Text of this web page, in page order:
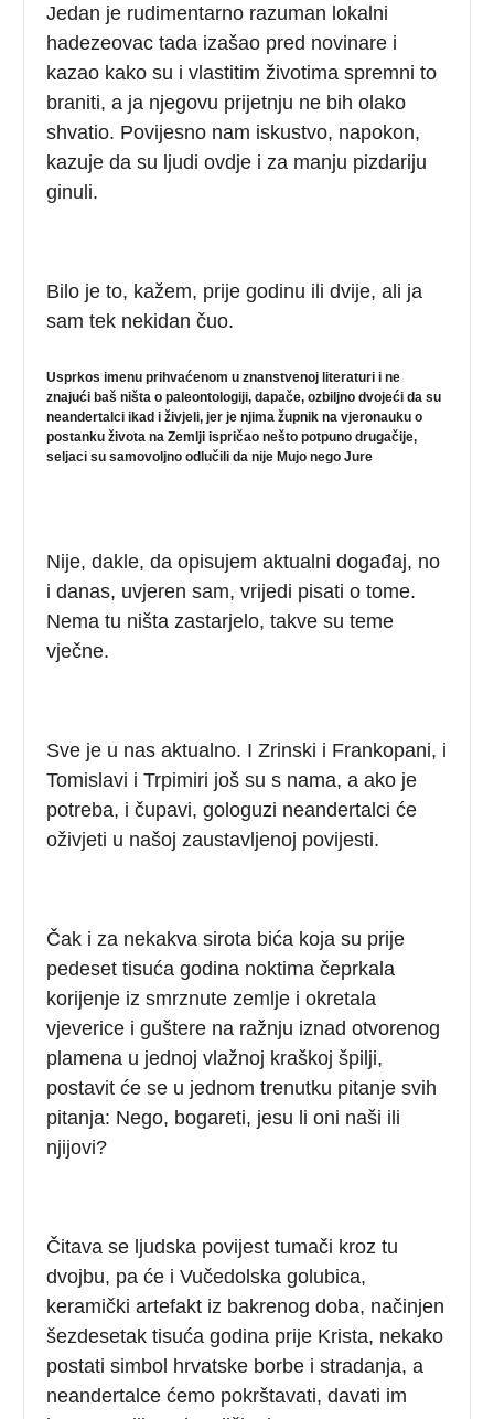
Jedan je rudimentarno razuman lokalni
hadezeovac tada izašao pred novinare i
kazao kako su i vlastitim životima spremni to
braniti, a ja njegovu prijetnju ne bih olako
shvatio. Povijesno nam iskustvo, napokon,
kazuje da su ljudi ovdje i za manju pizdariju
ginuli.
Bilo je to, kažem, prije godinu ili dvije, ali ja
sam tek nekidan čuo.
Usprkos imenu prihvaćenom u znanstvenoj literaturi i ne
znajući baš ništa o paleontologiji, dapače, ozbiljno dvojeći da su
neandertalci ikad i živjeli, jer je njima župnik na vjeronauku o
postanku života na Zemlji ispričao nešto potpuno drugačije,
seljaci su samovoljno odlučili da nije Mujo nego Jure
Nije, dakle, da opisujem aktualni događaj, no
i danas, uvjeren sam, vrijedi pisati o tome.
Nema tu ništa zastarjelo, takve su teme
vječne.
Sve je u nas aktualno. I Zrinski i Frankopani, i
Tomislavi i Trpimiri još su s nama, a ako je
potreba, i čupavi, gologuzi neandertalci će
oživjeti u našoj zaustavljenoj povijesti.
Čak i za nekakva sirota bića koja su prije
pedeset tisuća godina noktima čeprkala
korijenje iz smrznute zemlje i okretala
vjeverice i guštere na ražnju iznad otvorenog
plamena u jednoj vlažnoj kraškoj špilji,
postavit će se u jednom trenutku pitanje svih
pitanja: Nego, bogareti, jesu li oni naši ili
njijovi?
Čitava se ljudska povijest tumači kroz tu
dvojbu, pa će i Vučedolska golubica,
keramički artefakt iz bakrenog doba, načinjen
šezdesetak tisuća godina prije Krista, nekako
postati simbol hrvatske borbe i stradanja, a
neandertalce ćemo pokrštavati, davati im